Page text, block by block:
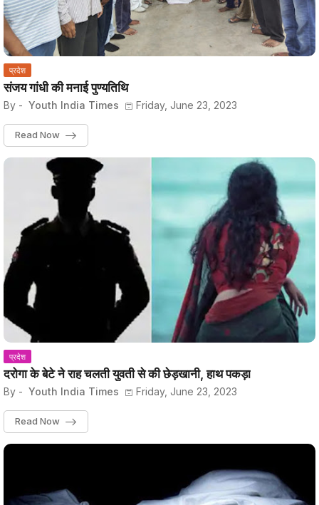
प्रदेश
संजय गांधी की मनाई पुण्यतिथि
By - Youth India Times Friday, June 23, 2023
Read Now
प्रदेश
दरोगा के बेटे ने राह चलती युवती से की छेड़खानी, हाथ पकड़ा
By - Youth India Times Friday, June 23, 2023
Read Now